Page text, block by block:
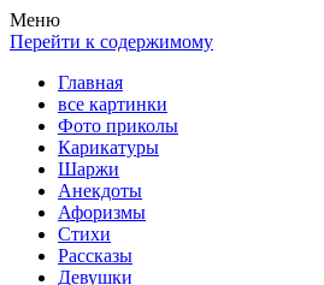
Весела хата — прикольные
клипы!
Покажем всем ваши фото приколы,
рассказы, видео и песни!
Меню
Перейти к содержимому
Главная
все картинки
Фото приколы
Карикатуры
Шаржи
Анекдоты
Афоризмы
Стихи
Рассказы
Девушки